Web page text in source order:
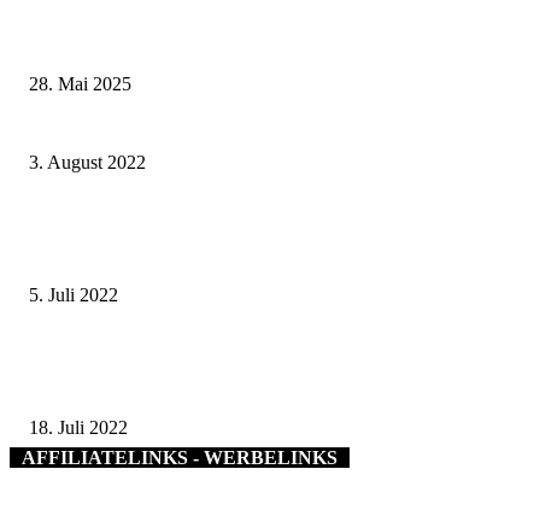
28. Mai 2025
3. August 2022
5. Juli 2022
18. Juli 2022
AFFILIATELINKS - WERBELINKS